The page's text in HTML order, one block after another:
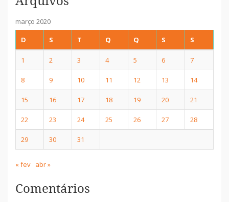
março 2020
D
S T Q Q S S
1 2 3 4 5 6 7
8 9 10 11 12 13 14
15 16 17 18 19 20 21
22 23 24 25 26 27 28
29 30 31
« fev abr »
Comentários